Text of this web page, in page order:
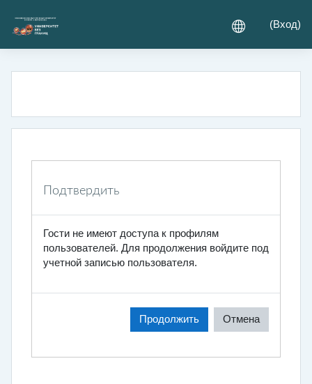
(Вход)
Подтвердить
Гости не имеют доступа к профилям
пользователей. Для продолжения войдите под
учетной записью пользователя.
Продолжить Отмена